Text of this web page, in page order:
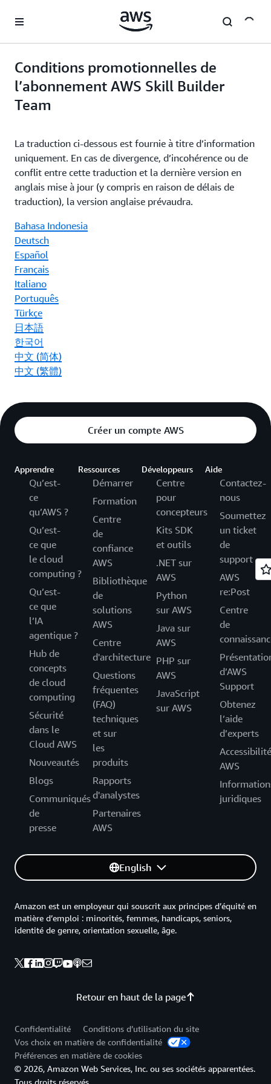
Conditions promotionnelles de
l’abonnement AWS Skill Builder
Team
La traduction ci-dessous est fournie à titre d’information
uniquement. En cas de divergence, d’incohérence ou de
conflit entre cette traduction et la dernière version en
anglais mise à jour (y compris en raison de délais de
traduction), la version anglaise prévaudra.
Bahasa Indonesia
Deutsch
Español
Français
Italiano
Português
Türkçe
日本語
한국어
中文 (简体)
中文 (繁體)
Créer un compte AWS
Apprendre
Qu’est-
ce
qu’AWS ?
Qu’est-
ce que
le cloud
computing ?
Qu’est-
ce que
l’IA
agentique ?
Hub de
concepts
de cloud
computing
Sécurité
dans le
Cloud AWS
Nouveautés
Blogs
Communiqués
de
presse
Ressources
Démarrer
Formation
Centre
de
confiance
AWS
Bibliothèque
de
solutions
AWS
Centre
d'architecture
Questions
fréquentes
(FAQ)
techniques
et sur
les
produits
Rapports
d'analystes
Partenaires
AWS
Développeurs
Centre
pour
concepteurs
Kits SDK
et outils
.NET sur
AWS
Python
sur AWS
Java sur
AWS
PHP sur
AWS
JavaScript
sur AWS
Aide
Contactez-
nous
Soumettez
un ticket
de
support
AWS
re:Post
Centre
de
d’AWS
Support
Obtenez
l’aide
d’experts
Accessibilité
AWS
juridiques
English
Retour en haut de la page
Amazon est un employeur qui souscrit aux principes d’équité en
matière d’emploi : minorités, femmes, handicaps, seniors,
identité de genre, orientation sexuelle, âge.
Confidentialité
Conditions d’utilisation du site
Vos choix en matière de confidentialité
Préférences en matière de cookies
© 2026, Amazon Web Services, Inc. ou ses sociétés apparentées.
Tous droits réservés.